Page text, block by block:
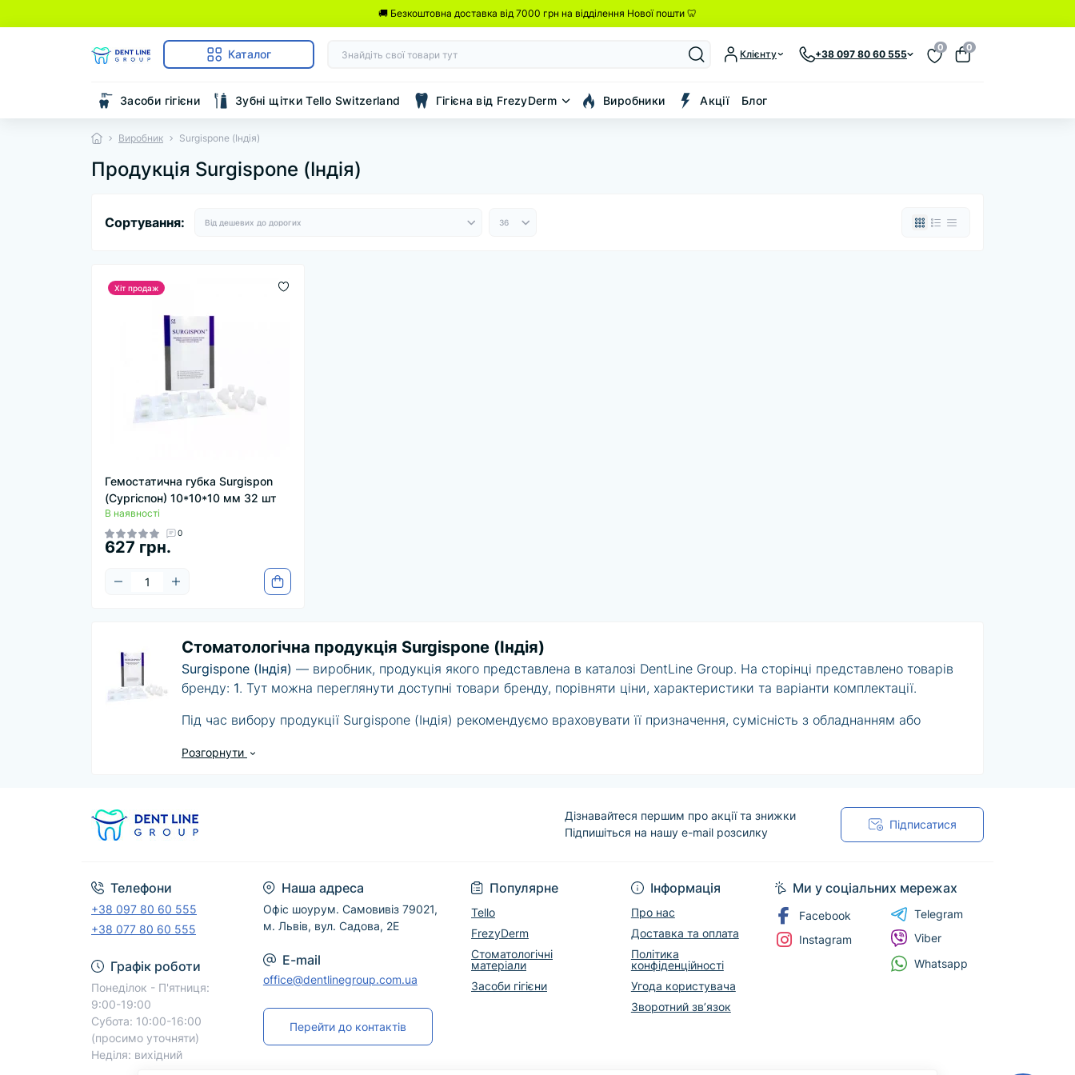
🚚 Безкоштовна доставка від 7000 грн на відділення Нової пошти 🦷
Каталог Клієнту +38 097 80 60 555
0 0
Засоби гігієни Зубні щітки Tello Switzerland Гігієна від FrezyDerm Виробники Акції Блог
Виробник Surgispone (Індія)
Продукція Surgispone (Індія)
Сортування:
Хіт продаж
Гемостатична губка Surgispon
(Сургіспон) 10*10*10 мм 32 шт
В наявності
0
627 грн.
Стоматологічна продукція Surgispone (Індія)
Surgispone (Індія) — виробник, продукція якого представлена в каталозі DentLine Group. На сторінці представлено товарів
бренду: 1. Тут можна переглянути доступні товари бренду, порівняти ціни, характеристики та варіанти комплектації.
Під час вибору продукції Surgispone (Індія) рекомендуємо враховувати її призначення, сумісність з обладнанням або
у відповідній картці товару.
Для безпечного професійного використання дотримуйтеся інструкції виробника.
Розгорнути
Дізнавайтеся першим про акції та знижки
Підпишіться на нашу e-mail розсилку
Підписатися
Телефони
+38 097 80 60 555
+38 077 80 60 555
Графік роботи
Понеділок - П'ятниця:
9:00-19:00
Субота: 10:00-16:00
(просимо уточняти)
Неділя: вихідний
Наша адреса
Офіс шоурум. Самовивіз 79021,
м. Львів, вул. Садова, 2Е
E-mail
office@dentlinegroup.com.ua
Перейти до контактів
Популярне
Tello
FrezyDerm
Стоматологічні
матеріали
Засоби гігієни
Інформація
Про нас
Доставка та оплата
Політика
конфіденційності
Угода користувача
Зворотний зв’язок
Ми у соціальних мережах
Facebook
Instagram
Telegram
Viber
Whatsapp